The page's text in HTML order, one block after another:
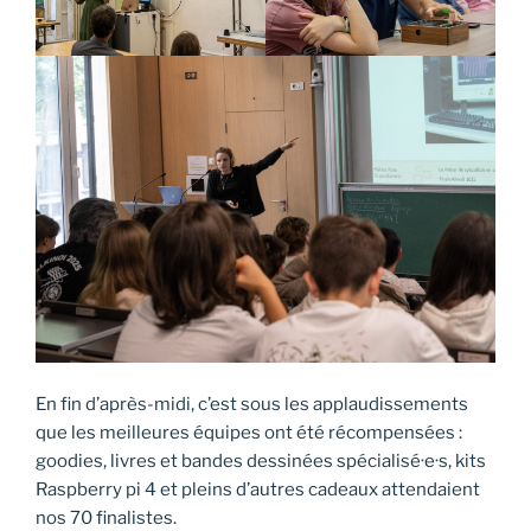
En fin d’après-midi, c’est sous les applaudissements
que les meilleures équipes ont été récompensées :
goodies, livres et bandes dessinées spécialisé·e·s, kits
Raspberry pi 4 et pleins d’autres cadeaux attendaient
nos 70 finalistes.